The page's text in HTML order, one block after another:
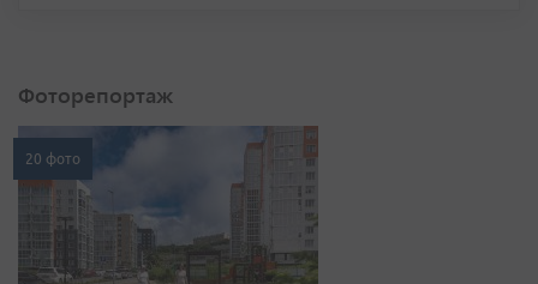
Фоторепортаж
20 фото